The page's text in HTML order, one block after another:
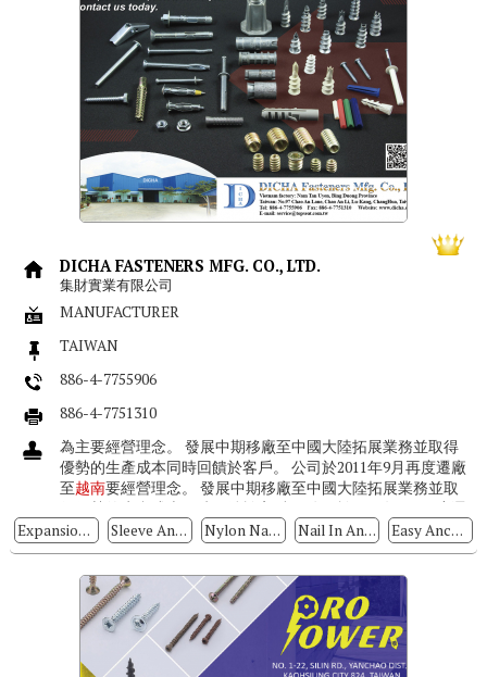
DICHA FASTENERS MFG. CO., LTD.
集財實業有限公司
MANUFACTURER
TAIWAN
886-4-7755906
886-4-7751310
為主要經營理念。 發展中期移廠至中國大陸拓展業務並取得
優勢的生產成本同時回饋於客戶。 公司於2011年9月再度遷廠
至越南要經營理念。 發展中期移廠至中國大陸拓展業務並取
得優勢的生產成本同時回饋於客戶。 公司於2011年9月再度遷
廠至越南...
Expansion Anchors Sleeve Anchors Nylon Nail Anchors Nail In Anchors Easy Anchors